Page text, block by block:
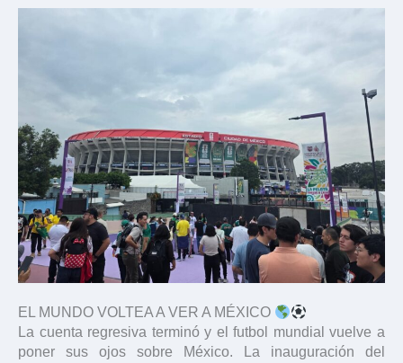
EL MUNDO VOLTEA A VER A MÉXICO
La cuenta regresiva terminó y el futbol mundial vuelve a
poner sus ojos sobre México. La inauguración del